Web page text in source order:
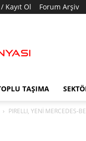
Kayıt Ol Forum Arşiv
TAŞIMA
PIRELLI, YENİ MERCEDES-